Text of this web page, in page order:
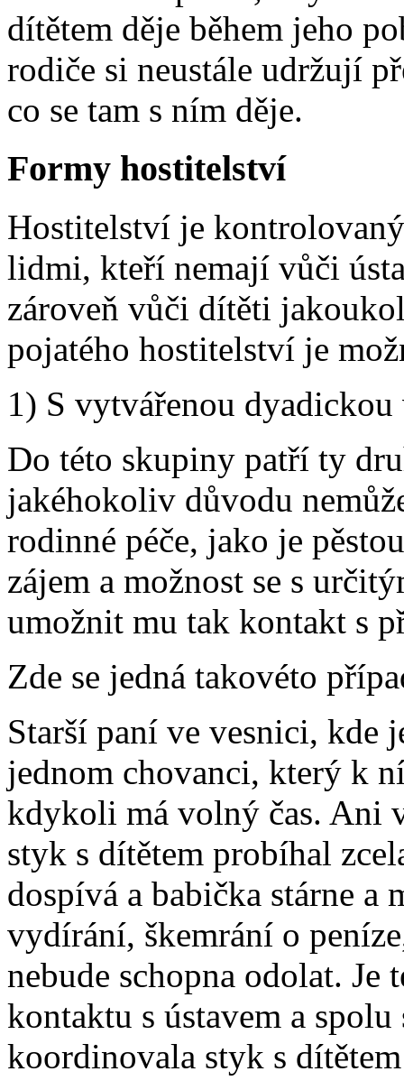
dítětem děje během jeho
rodiče si neustále udržují
co se tam s ním děje.
Formy hostitelství
Hostitelství je
lidmi, kteří nemají vůči
zároveň vůči dítěti
pojatého hostitelství je
1) S vytvářenou
Do této skupiny patří ty
jakéhokoliv důvodu
rodinné péče, jako je
zájem a možnost se s
umožnit mu tak kontakt s
Zde se jedná takovéto
Starší paní ve vesnici, kde
jednom chovanci, který k
kdykoli má volný čas. Ani
styk s dítětem probíhal
dospívá a babička stárne a
vydírání, škemrání o
nebude schopna odolat. Je
kontaktu s ústavem a
koordinovala styk s